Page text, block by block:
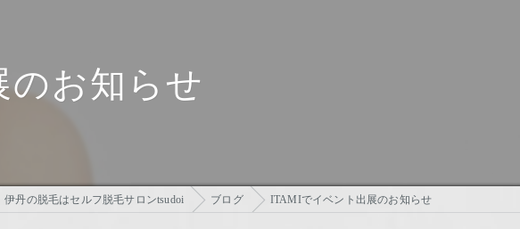
ミ情報
様の声
お知らせ
伊丹の脱毛はセルフ脱毛サロンtsudoi ブログ ITAMIでイベント出展のお知らせ